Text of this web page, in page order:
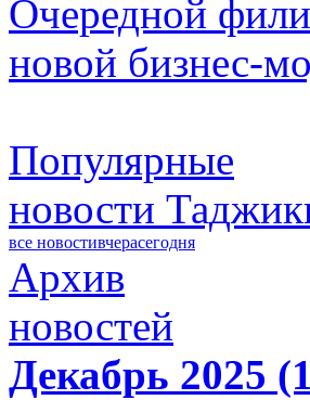
Очередной
новой бизнес-
Популярные
новости
все новостивчерасегодня
Архив
новостей
Декабрь 2025